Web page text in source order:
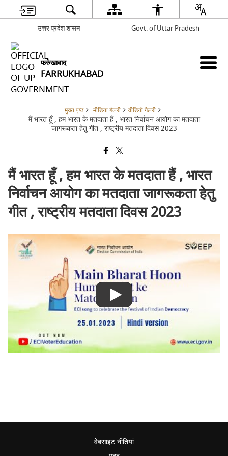
उत्तर प्रदेश शासन Govt. of Uttar Pradesh
फर्रुखाबाद
FARRUKHABAD
मुख्य पृष्ठ मीडिया गैलरी वीडियो गैलरी
मैं भारत हूँ , हम भारत के मतदाता हैं , भारत निर्वाचन आयोग का मतदाता
जागरूकता हेतु गीत , राष्ट्रीय मतदाता दिवस 2023
मैं भारत हूँ , हम भारत के मतदाता हैं , भारत
निर्वाचन आयोग का मतदाता जागरूकता हेतु
गीत , राष्ट्रीय मतदाता दिवस 2023
वेबसाइट नीतियां